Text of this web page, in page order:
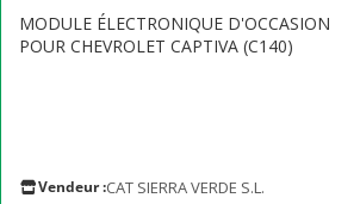
MODULE ÉLECTRONIQUE D'OCCASION
POUR CHEVROLET CAPTIVA (C140)
Vendeur :CAT SIERRA VERDE S.L.